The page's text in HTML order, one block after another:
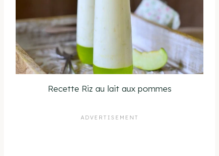
Recette Riz au lait aux pommes